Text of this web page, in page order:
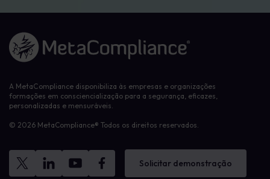
Ligação à página inicial
A MetaCompliance disponibiliza às empresas e organizações
formações em consciencialização para a segurança, eficazes,
personalizadas e mensuráveis.
© 2026 MetaCompliance® Todos os direitos reservados.
Solicitar demonstração